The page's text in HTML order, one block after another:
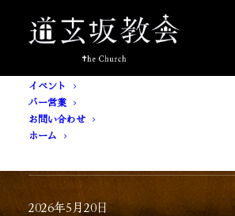
イベント
バー営業
お問い合わせ
ホーム
[ 入場無料 ] JESUS
2026年5月20日